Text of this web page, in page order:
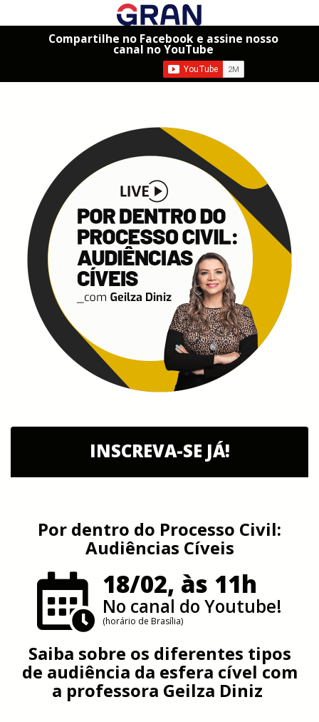
Compartilhe no Facebook e assine nosso
canal no YouTube
INSCREVA-SE JÁ!
Por dentro do Processo Civil:
Audiências Cíveis
18/02, às 11h
No canal do Youtube!
(horário de Brasília)
Saiba sobre os diferentes tipos
de audiência da esfera cível com
a professora Geilza Diniz